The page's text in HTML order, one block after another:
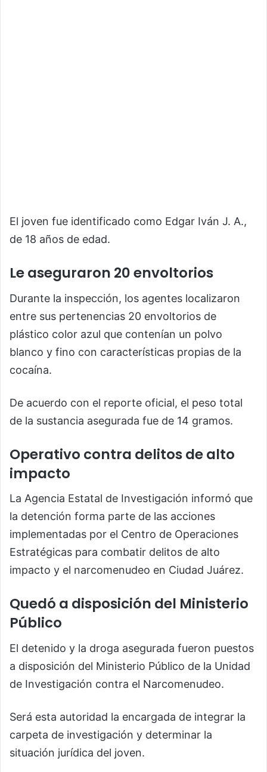
El joven fue identificado como Edgar Iván J. A.,
de 18 años de edad.
Le aseguraron 20 envoltorios
Durante la inspección, los agentes localizaron
entre sus pertenencias 20 envoltorios de
plástico color azul que contenían un polvo
blanco y fino con características propias de la
cocaína.
De acuerdo con el reporte oficial, el peso total
de la sustancia asegurada fue de 14 gramos.
Operativo contra delitos de alto
impacto
La Agencia Estatal de Investigación informó que
la detención forma parte de las acciones
implementadas por el Centro de Operaciones
Estratégicas para combatir delitos de alto
impacto y el narcomenudeo en Ciudad Juárez.
Quedó a disposición del Ministerio
Público
El detenido y la droga asegurada fueron puestos
a disposición del Ministerio Público de la Unidad
de Investigación contra el Narcomenudeo.
Será esta autoridad la encargada de integrar la
carpeta de investigación y determinar la
situación jurídica del joven.